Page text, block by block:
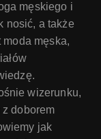
męskiego i
nosić, a także
męska,
wizerunku,
doborem
jak